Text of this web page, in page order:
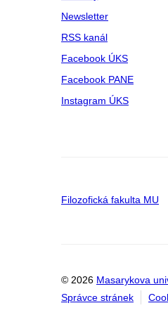
Newsletter
RSS kanál
Facebook ÚKS
Facebook PANE
Instagram ÚKS
Filozofická fakulta MU
© 2026 Masarykova
Správce stránek